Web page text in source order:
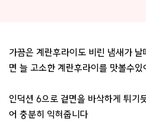
가끔은 계란후라이도 비린 냄새가
면 늘 고소한 계란후라이를 맛볼수있
인덕션 6으로 겉면을 바삭하게 튀기
어 충분히 익혀줍니다